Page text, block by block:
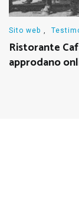
Sito web ,
Ristorante
approdano